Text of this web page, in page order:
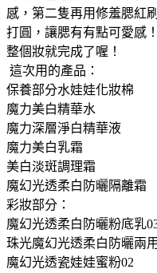
感，第二隻再用修羞腮紅
打圓，讓腮有有點可愛感
整個妝就完成了喔！
這次用的產品：
保養部分水娃娃化妝棉
魔力美白精華水
魔力深層淨白精華液
魔力美白乳霜
美白淡斑調理霜
魔幻光透柔白防曬隔離霜
彩妝部分：
魔幻光透柔白防曬粉底乳
珠光魔幻光透柔白防曬兩
魔幻光透瓷娃娃蜜粉02